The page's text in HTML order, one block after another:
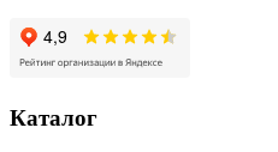
Каталог